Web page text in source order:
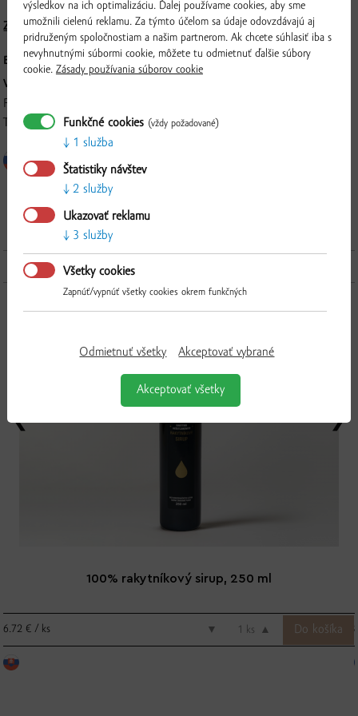
Zloženie a nutričné hodnoty
BALENIE: 350 ml
VÝROBCA:
Poľnohospodárske družstvo Tvrdošovce, Szechényiho 10, 941 10,
Tvrdošovce
Ďalšie produkty z tejto kategórie
100% rakytníkový sirup, 250 ml
6.72 € / ks ▼ ks ▲
výsledkov na ich optimalizáciu. Ďalej používame cookies, aby sme
umožnili cielenú reklamu. Za týmto účelom sa údaje odovzdávajú aj
pridruženým spoločnostiam a našim partnerom. Ak chcete súhlasiť iba s
nevyhnutnými súbormi cookie, môžete tu odmietnuť ďalšie súbory
cookie. Zásady používania súborov cookie
Funkčné cookies (vždy požadované)
1 služba
Štatistiky návštev
2 služby
Ukazovať reklamu
3 služby
Všetky cookies
Zapnúť/vypnúť všetky cookies okrem funkčných
Odmietnuť všetky Akceptovať vybrané
Akceptovať všetky